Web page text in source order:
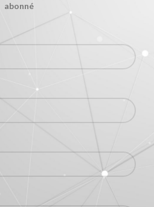
abonné